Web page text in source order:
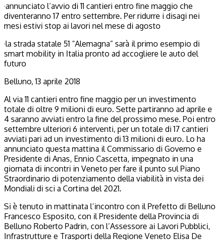
·annunciato l’avvio di 11 cantieri entro fine maggio che
diventeranno 17 entro settembre. Per ridurre i disagi nei
mesi estivi stop ai lavori nel mese di agosto
·la strada statale 51 “Alemagna” sarà il primo esempio di
smart mobility in Italia pronto ad accogliere le auto del
futuro
Belluno, 13 aprile 2018
Al via 11 cantieri entro fine maggio per un investimento
totale di oltre 9 milioni di euro. Sette partiranno ad aprile e
4 saranno avviati entro la fine del prossimo mese. Poi entro
settembre ulteriori 6 interventi, per un totale di 17 cantieri
avviati pari ad un investimento di 13 milioni di euro. Lo ha
annunciato questa mattina il Commissario di Governo e
Presidente di Anas, Ennio Cascetta, impegnato in una
giornata di incontri in Veneto per fare il punto sul Piano
Straordinario di potenziamento della viabilità in vista dei
Mondiali di sci a Cortina del 2021.
Si è tenuto in mattinata l’incontro con il Prefetto di Belluno
Francesco Esposito, con il Presidente della Provincia di
Belluno Roberto Padrin, con l’Assessore ai Lavori Pubblici,
Infrastrutture e Trasporti della Regione Veneto Elisa De